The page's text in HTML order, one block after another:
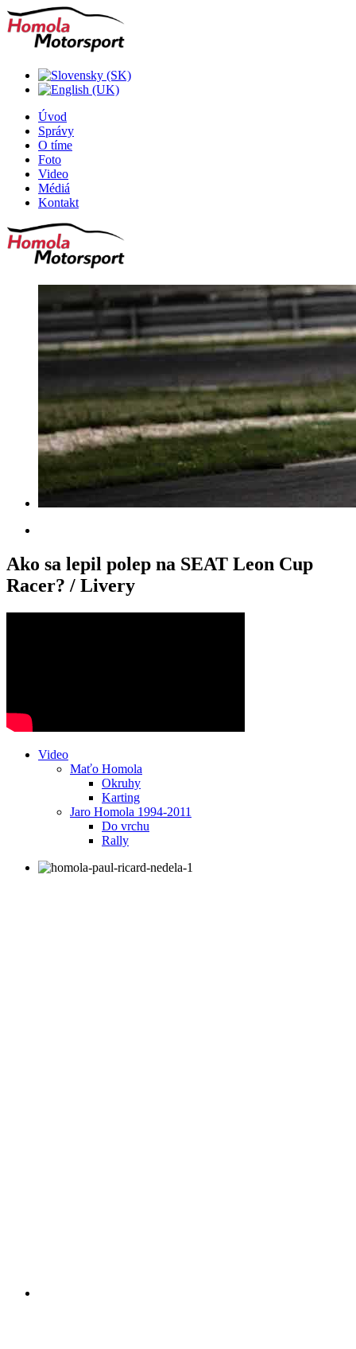
Úvod
Správy
O tíme
Foto
Video
Médiá
Kontakt
Ako sa lepil polep na SEAT Leon Cup
Racer? / Livery
Video
Maťo Homola
Okruhy
Karting
Jaro Homola 1994-2011
Do vrchu
Rally